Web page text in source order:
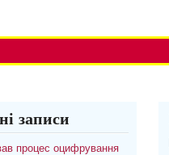
записи
процес оцифрування